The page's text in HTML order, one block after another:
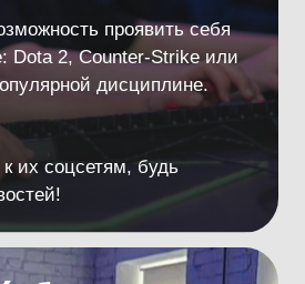
соревнования
отрядов,
соревнования
Игры 2025.